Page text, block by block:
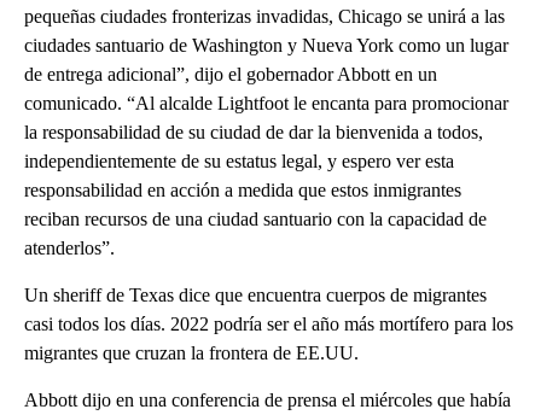
pequeñas ciudades fronterizas invadidas, Chicago se unirá a las
ciudades santuario de Washington y Nueva York como un lugar
de entrega adicional”, dijo el gobernador Abbott en un
comunicado. “Al alcalde Lightfoot le encanta para promocionar
la responsabilidad de su ciudad de dar la bienvenida a todos,
independientemente de su estatus legal, y espero ver esta
responsabilidad en acción a medida que estos inmigrantes
reciban recursos de una ciudad santuario con la capacidad de
atenderlos”.
Un sheriff de Texas dice que encuentra cuerpos de migrantes
casi todos los días. 2022 podría ser el año más mortífero para los
migrantes que cruzan la frontera de EE.UU.
Abbott dijo en una conferencia de prensa el miércoles que había